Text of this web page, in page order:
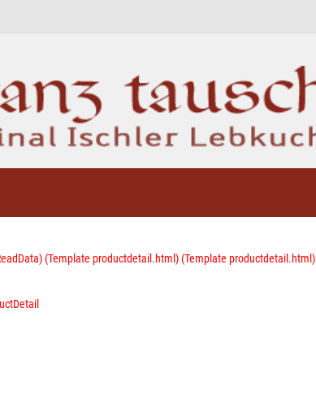
(Template productdetail.html) (Template productdetail.html)